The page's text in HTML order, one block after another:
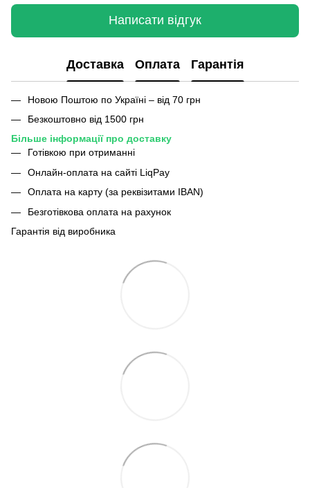
Написати відгук
Доставка Оплата Гарантія
Новою Поштою по Україні – від 70 грн
Безкоштовно від 1500 грн
Більше інформації про доставку
Готівкою при отриманні
Онлайн-оплата на сайті LiqPay
Оплата на карту (за реквізитами IBAN)
Безготівкова оплата на рахунок
Гарантія від виробника